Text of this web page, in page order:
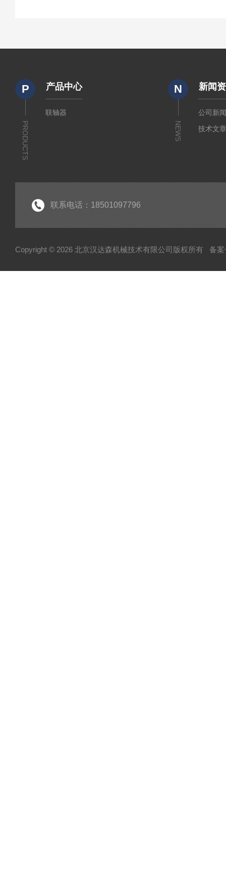
P
PRODUCTS
产品中心
联轴器
N
NEWS
新闻
公司新
技术文
联系电话：18501097796
Copyright © 2026 北京汉达森机械技术有限公司版权所有 备案